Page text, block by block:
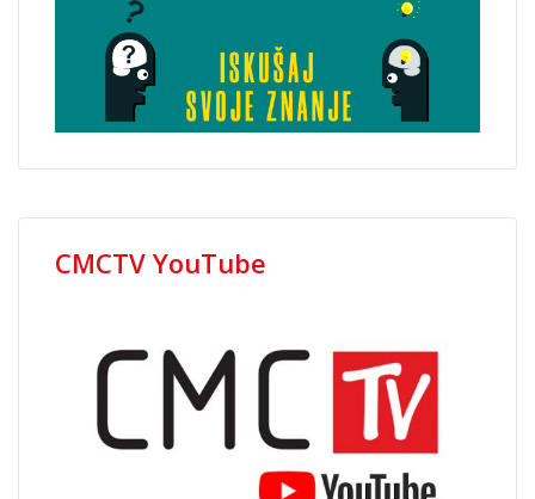
CMCTV YouTube